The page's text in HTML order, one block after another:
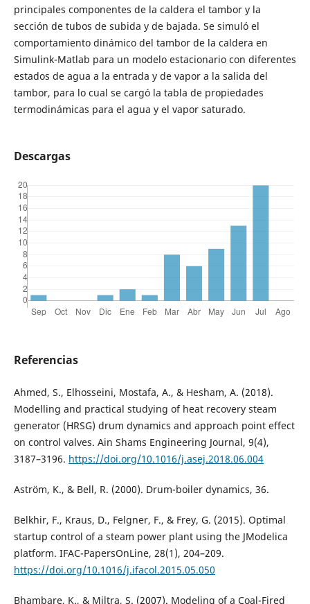
principales componentes de la caldera el tambor y la
sección de tubos de subida y de bajada. Se simuló el
comportamiento dinámico del tambor de la caldera en
Simulink-Matlab para un modelo estacionario con diferentes
estados de agua a la entrada y de vapor a la salida del
tambor, para lo cual se cargó la tabla de propiedades
termodinámicas para el agua y el vapor saturado.
Descargas
Referencias
Ahmed, S., Elhosseini, Mostafa, A., & Hesham, A. (2018).
Modelling and practical studying of heat recovery steam
generator (HRSG) drum dynamics and approach point effect
on control valves. Ain Shams Engineering Journal, 9(4),
3187–3196. https://doi.org/10.1016/j.asej.2018.06.004
Aström, K., & Bell, R. (2000). Drum-boiler dynamics, 36.
Belkhir, F., Kraus, D., Felgner, F., & Frey, G. (2015). Optimal
startup control of a steam power plant using the JModelica
platform. IFAC-PapersOnLine, 28(1), 204–209.
https://doi.org/10.1016/j.ifacol.2015.05.050
Bhambare, K., & Miltra, S. (2007). Modeling of a Coal-Fired